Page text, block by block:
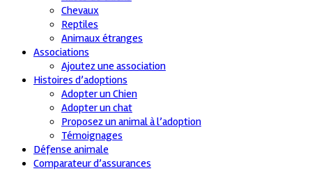
Chevaux
Reptiles
Animaux étranges
Associations
Ajoutez une association
Histoires d’adoptions
Adopter un Chien
Adopter un chat
Proposez un animal à l’adoption
Témoignages
Défense animale
Comparateur d’assurances